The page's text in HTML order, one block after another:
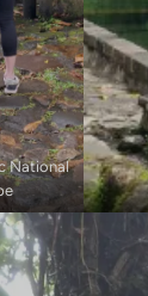
National